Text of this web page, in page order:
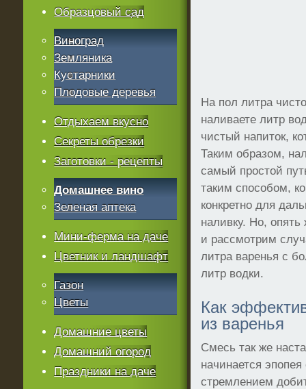
На пол литра
наливаете литр
чистый напиток,
Таким образом,
самый простой
таким способом,
конкретно для
наливку. Но,
и рассмотрим
литра варенья с
литр водки.
Как
из варенья
Смесь так же
начинается
стремлением
Образцовый сад
Виноград
Земляника
Кустарники
Плодовые деревья
Отдыхаем вкусно
Секреты обрезки
Заготовки - рецепты
Домашнее вино
Зеленая аптека
Мини-ферма на даче
Цветник и ландшафт
Газон
Цветы
Домашние цветы
Домашний огород
Праздники на даче